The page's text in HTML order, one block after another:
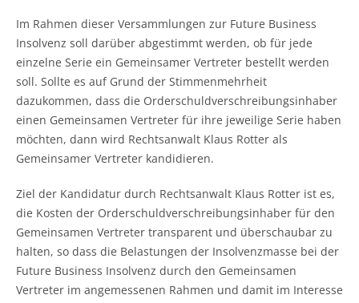
Im Rahmen dieser Versammlungen zur Future Business
Insolvenz soll darüber abgestimmt werden, ob für jede
einzelne Serie ein Gemeinsamer Vertreter bestellt werden
soll. Sollte es auf Grund der Stimmenmehrheit
dazukommen, dass die Orderschuldverschreibungsinhaber
einen Gemeinsamen Vertreter für ihre jeweilige Serie haben
möchten, dann wird Rechtsanwalt Klaus Rotter als
Gemeinsamer Vertreter kandidieren.
Ziel der Kandidatur durch Rechtsanwalt Klaus Rotter ist es,
die Kosten der Orderschuldverschreibungsinhaber für den
Gemeinsamen Vertreter transparent und überschaubar zu
halten, so dass die Belastungen der Insolvenzmasse bei der
Future Business Insolvenz durch den Gemeinsamen
Vertreter im angemessenen Rahmen und damit im Interesse